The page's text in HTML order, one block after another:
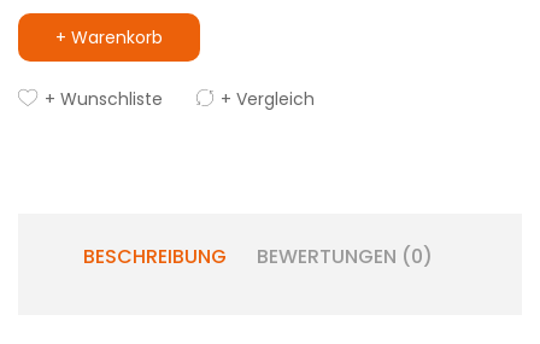
+ Warenkorb
+ Wunschliste + Vergleich
BESCHREIBUNG BEWERTUNGEN (0)